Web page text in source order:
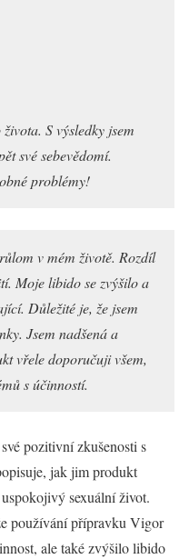
S výsledky jsem
své sebevědomí.
problémy!
v mém životě. Rozdíl
Moje libido se zvýšilo a
Důležité je, že jsem
Jsem nadšená a
vřele doporučuji všem,
s účinností.
pozitivní zkušenosti s
jak jim produkt
sexuální život.
používání přípravku Vigor
ale také zvýšilo libido